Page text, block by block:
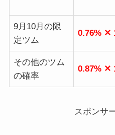
9月10月の限
定ツム
0.76% ✕
その他のツム
の確率
0.87% ✕
スポンサ